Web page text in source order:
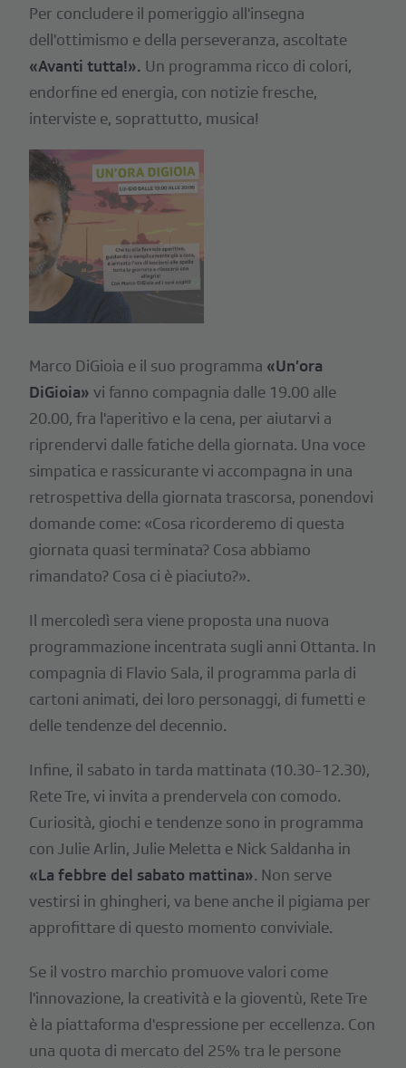
Per concludere il pomeriggio all'insegna
dell'ottimismo e della perseveranza, ascoltate
«Avanti tutta!». Un programma ricco di colori,
endorfine ed energia, con notizie fresche,
interviste e, soprattutto, musica!
Marco DiGioia e il suo programma «Un’ora
DiGioia» vi fanno compagnia dalle 19.00 alle
20.00, fra l'aperitivo e la cena, per aiutarvi a
riprendervi dalle fatiche della giornata. Una voce
simpatica e rassicurante vi accompagna in una
retrospettiva della giornata trascorsa, ponendovi
domande come: «Cosa ricorderemo di questa
giornata quasi terminata? Cosa abbiamo
rimandato? Cosa ci è piaciuto?».
Il mercoledì sera viene proposta una nuova
programmazione incentrata sugli anni Ottanta. In
compagnia di Flavio Sala, il programma parla di
cartoni animati, dei loro personaggi, di fumetti e
delle tendenze del decennio.
Infine, il sabato in tarda mattinata (10.30-12.30),
Rete Tre, vi invita a prendervela con comodo.
Curiosità, giochi e tendenze sono in programma
con Julie Arlin, Julie Meletta e Nick Saldanha in
«La febbre del sabato mattina». Non serve
vestirsi in ghingheri, va bene anche il pigiama per
approfittare di questo momento conviviale.
Se il vostro marchio promuove valori come
l'innovazione, la creatività e la gioventù, Rete Tre
è la piattaforma d'espressione per eccellenza. Con
una quota di mercato del 25% tra le persone